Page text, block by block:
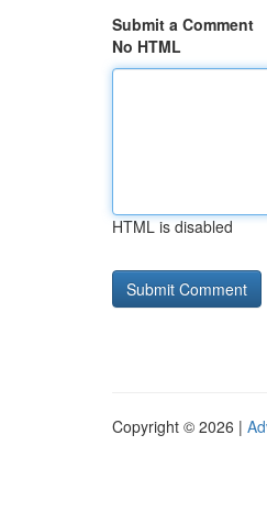
Submit a Comment
No HTML
HTML is disabled
Copyright © 2026 |